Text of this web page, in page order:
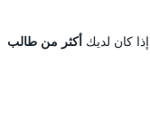
إذا كان لديك أكثر من طالب